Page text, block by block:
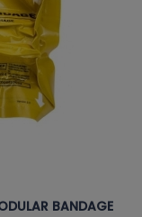
BANDAGE